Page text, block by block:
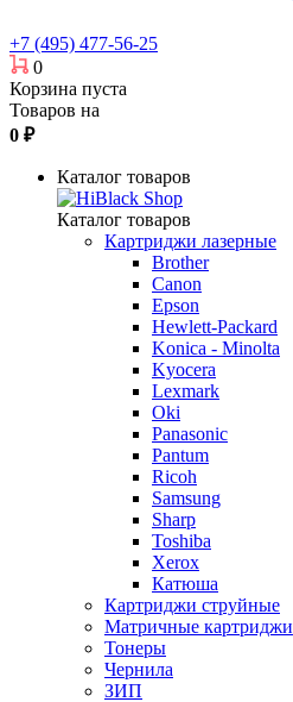
+7 (495) 477-56-25
0
Корзина пуста
Товаров на
0 ₽
Каталог товаров
Каталог товаров
Картриджи лазерные
Brother
Canon
Epson
Hewlett-Packard
Konica - Minolta
Kyocera
Lexmark
Oki
Panasonic
Pantum
Ricoh
Samsung
Sharp
Toshiba
Xerox
Катюша
Картриджи струйные
Матричные картриджи
Тонеры
Чернила
ЗИП